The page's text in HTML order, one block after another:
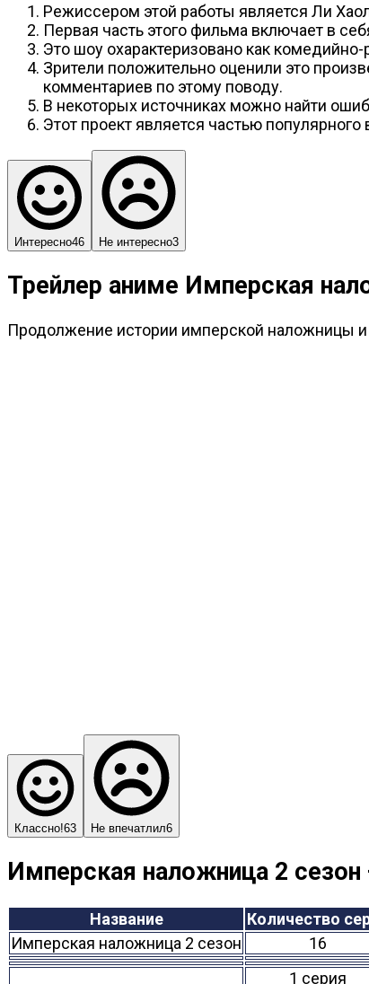
Режиссером этой работы является Ли
Первая часть этого фильма включает в
Это шоу охарактеризовано как
Зрители положительно оценили это
комментариев по этому поводу.
В некоторых источниках можно найти
Этот проект является частью
Интересно46 Не интересно3
Трейлер аниме Имперская
Продолжение истории имперской наложницы
Классно!63 Не впечатлил6
Имперская наложница 2
Название Количество
Имперская наложница 2 сезон
16
1 серия